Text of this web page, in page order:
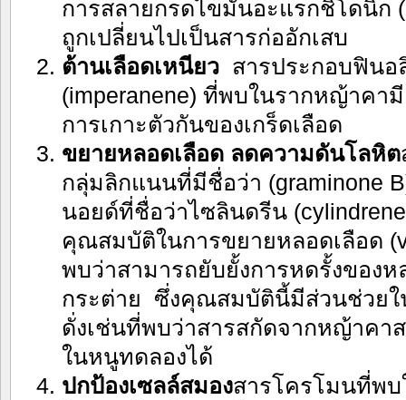
การสลายกรดไขมันอะแรกชิโดนิก
ถูกเปลี่ยนไปเป็นสารก่ออักเสบ
ต้านเลือดเหนียว สารประกอบฟิน
(imperanene) ที่พบในรากหญ้าคา
การเกาะตัวกันของเกร็ดเลือด
ขยายหลอดเลือด ลดความดันโลหิต
กลุ่มลิกแนนที่มีชื่อว่า (graminone
นอยด์ที่ชื่อว่าไซลินดรีน
คุณสมบัติในการขยายหลอดเลือด
พบว่าสามารถยับยั้งการหดรั้งของห
กระต่าย ซึ่งคุณสมบัตินี้มีส่วนช่วย
ดั่งเช่นที่พบว่าสารสกัดจากหญ้าคา
ในหนูทดลองได้
ปกป้องเซลล์สมองสารโครโมนที่พ